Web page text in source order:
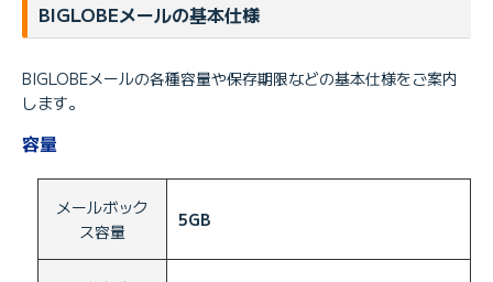
BIGLOBEメールの基本仕様
BIGLOBEメールの各種容量や保存期限などの基本仕様をご案内
します。
容量
メールボック
ス容量
5GB